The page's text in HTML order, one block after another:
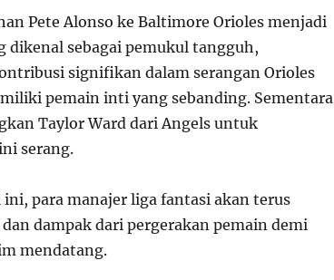
Pete Alonso ke Baltimore Orioles menjadi
dikenal sebagai pemukul tangguh,
signifikan dalam serangan Orioles
pemain inti yang sebanding. Sementara
Taylor Ward dari Angels untuk
serang.
para manajer liga fantasi akan terus
dampak dari pergerakan pemain demi
mendatang.